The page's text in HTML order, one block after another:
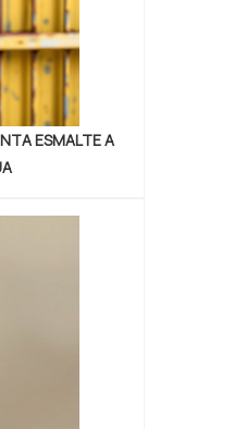
ESPECIAL
foram pintados, sim, é
fundo nivelador (para
(para metais).
ESMALTE A